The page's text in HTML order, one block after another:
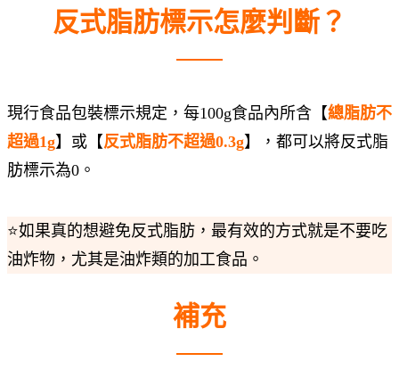
反式脂肪標示怎麼判斷？
現行食品包裝標示規定，每100g食品內所含【總脂肪不
超過1g】或【反式脂肪不超過0.3g】，都可以將反式脂
肪標示為0。
⭐如果真的想避免反式脂肪，最有效的方式就是不要吃
油炸物，尤其是油炸類的加工食品。
補充